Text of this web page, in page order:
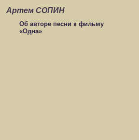
Артем СОПИН
Об авторе песни к фильму
«Одна»